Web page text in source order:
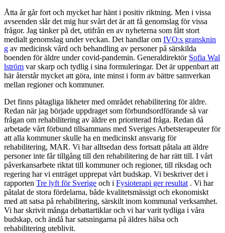
Åtta år går fort och mycket har hänt i positiv riktning. Men i vissa
avseenden slår det mig hur svårt det är att få genomslag för vissa
frågor. Jag tänker på det, utifrån en av nyheterna som fått stort
medialt genomslag under veckan. Det handlar om IVO:s gransknin
g av medicinsk vård och behandling av personer på särskilda
boenden för äldre under covid-pandemin. Generaldirektör Sofia Wal
lström var skarp och tydlig i sina formuleringar. Det är uppenbart att
här återstår mycket att göra, inte minst i form av bättre samverkan
mellan regioner och kommuner.
Det finns påtagliga likheter med området rehabilitering för äldre.
Redan när jag började uppdraget som förbundsordförande så var
frågan om rehabilitering av äldre en prioriterad fråga. Redan då
arbetade vårt förbund tillsammans med Sveriges Arbetsterapeuter för
att alla kommuner skulle ha en medicinskt ansvarig för
rehabilitering, MAR. Vi har alltsedan dess fortsatt påtala att äldre
personer inte får tillgång till den rehabilitering de har rätt till. I vårt
påverkansarbete riktat till kommuner och regioner, till riksdag och
regering har vi enträget upprepat vårt budskap. Vi beskriver det i
rapporten Tre lyft för Sverige och i Fysioterapi ger resultat . Vi har
påtalat de stora fördelarna, både kvalitetsmässigt och ekonomiskt
med att satsa på rehabilitering, särskilt inom kommunal verksamhet.
Vi har skrivit många debattartiklar och vi har varit tydliga i våra
budskap, och ändå har satsningarna på äldres hälsa och
rehabilitering uteblivit.